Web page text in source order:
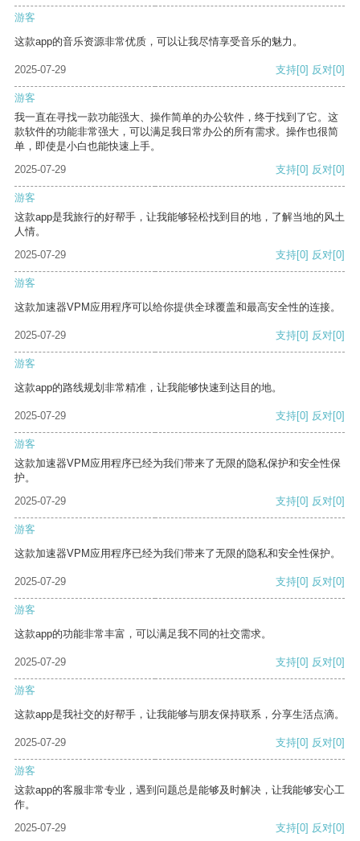
游客
这款app的音乐资源非常优质，可以让我尽情享受音乐的魅力。
2025-07-29 支持[0] 反对[0]
游客
我一直在寻找一款功能强大、操作简单的办公软件，终于找到了它。这
款软件的功能非常强大，可以满足我日常办公的所有需求。操作也很简
单，即使是小白也能快速上手。
2025-07-29
支持[0] 反对[0]
游客
这款app是我旅行的好帮手，让我能够轻松找到目的地，了解当地的风土
人情。
2025-07-29
支持[0] 反对[0]
游客
这款加速器VPM应用程序可以给你提供全球覆盖和最高安全性的连接。
2025-07-29 支持[0] 反对[0]
游客
这款app的路线规划非常精准，让我能够快速到达目的地。
2025-07-29 支持[0] 反对[0]
游客
这款加速器VPM应用程序已经为我们带来了无限的隐私保护和安全性保
护。
2025-07-29
支持[0] 反对[0]
游客
这款加速器VPM应用程序已经为我们带来了无限的隐私和安全性保护。
2025-07-29 支持[0] 反对[0]
游客
这款app的功能非常丰富，可以满足我不同的社交需求。
2025-07-29 支持[0] 反对[0]
游客
这款app是我社交的好帮手，让我能够与朋友保持联系，分享生活点滴。
2025-07-29 支持[0] 反对[0]
游客
这款app的客服非常专业，遇到问题总是能够及时解决，让我能够安心工
作。
2025-07-29
支持[0] 反对[0]